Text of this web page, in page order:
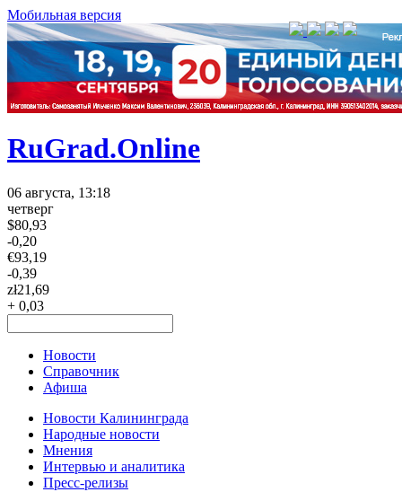
Мобильная версия
RuGrad.Online
06 августа, 13:18
четверг
$80,93
-0,20
€93,19
-0,39
zł21,69
+ 0,03
Новости
Справочник
Афиша
Новости Калининграда
Народные новости
Мнения
Интервью и аналитика
Пресс-релизы